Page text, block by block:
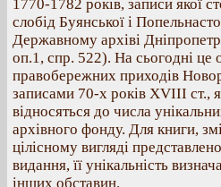
1770-1782 років, записи якої
слобід Буянської і
Державному архіві
оп.1, спр. 522). На сьогодні це
правобережних приходів
записами 70-х років ХVІІІ ст.,
відносяться до числа
архівного фонду. Для книги,
цілісному вигляді
видання, її унікальність
інших обставин.